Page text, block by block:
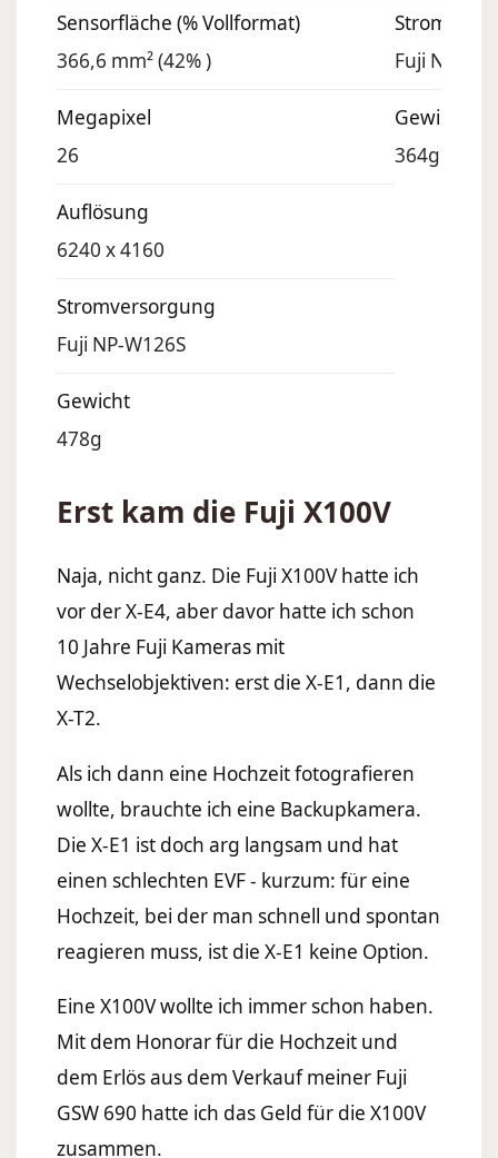
Sensorfläche (% Vollformat)
366,6 mm² (42% )
Megapixel
26
Auflösung
6240 x 4160
Stromversorgung
Fuji NP-W126S
Gewicht
478g
Fuji NP-
Gewicht
364g
Erst kam die Fuji X100V
Naja, nicht ganz. Die Fuji X100V hatte ich
vor der X-E4, aber davor hatte ich schon
10 Jahre Fuji Kameras mit
Wechselobjektiven: erst die X-E1, dann die
X-T2.
Als ich dann eine Hochzeit fotografieren
wollte, brauchte ich eine Backupkamera.
Die X-E1 ist doch arg langsam und hat
einen schlechten EVF - kurzum: für eine
Hochzeit, bei der man schnell und spontan
reagieren muss, ist die X-E1 keine Option.
Eine X100V wollte ich immer schon haben.
Mit dem Honorar für die Hochzeit und
dem Erlös aus dem Verkauf meiner Fuji
GSW 690 hatte ich das Geld für die X100V
zusammen.